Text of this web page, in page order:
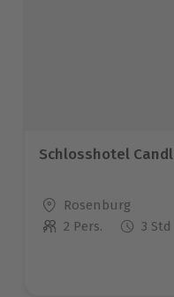
Schlosshotel
Standort
Rosenburg
Anzahl der Teilnehmer
2 Pers. 3 Std